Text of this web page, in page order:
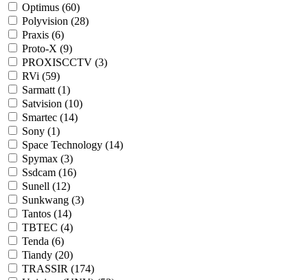
Optimus (60)
Polyvision (28)
Praxis (6)
Proto-X (9)
PROXISCCTV (3)
RVi (59)
Sarmatt (1)
Satvision (10)
Smartec (14)
Sony (1)
Space Technology (14)
Spymax (3)
Ssdcam (16)
Sunell (12)
Sunkwang (3)
Tantos (14)
TBTEC (4)
Tenda (6)
Tiandy (20)
TRASSIR (174)